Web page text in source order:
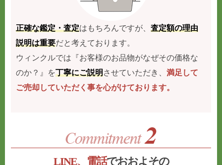
正確な鑑定・査定はもちろんですが、査定額の理由
説明は重要だと考えております。
ウィンクルでは『お客様のお品物がなぜその価格な
のか？』を丁寧にご説明させていただき、満足して
ご売却していただく事を心がけております。
LINE、電話でおおよその